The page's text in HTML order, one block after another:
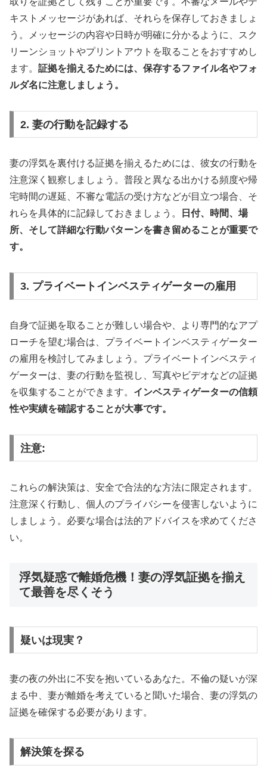
キストメッセージがあれば、それらを保存しておきましょ
う。メッセージの内容や日時が明確に分かるように、スク
リーンショットやプリントアウトを取ることをおすすめし
ます。 証拠を揃えるためには、保存するファイル名やフォ
ルダ名に注意しましょう。
2. 妻の行動を記録する
妻の浮気を裏付ける証拠を揃えるためには、彼女の行動を
注意深く観察しましょう。普段と異なる出かける頻度や帰
宅時間の遅延、不審な電話の受け方などが目立つ場合、そ
れらを具体的に記録しておきましょう。
日付、時間、場
所、そして詳細な行動パターンを書き留めることが重要で
す。
3. プライベートインベスティゲーターの雇用
自身で証拠を取ることが難しい場合や、より専門的なアプ
ローチを望む場合は、プライベートインベスティゲーター
の雇用を検討してみましょう。プライベートインベスティ
ゲーターは、妻の行動を監視し、写真やビデオなどの証拠
を収集することができます。 インベスティゲーターの信頼
性や実績を確認することが大事です。
注意:
これらの解決策は、安全で合法的な方法に限定されます。
注意深く行動し、個人のプライバシーを侵害しないように
しましょう。必要な場合は法的アドバイスを求めてくださ
い。
浮気疑惑で離婚危機！妻の浮気証拠を揃え
て最善を尽くそう
疑いは現実？
妻の夜の外出に不安を抱いているあなた。不倫の疑いが深
まる中、妻が離婚を考えていると聞いた場合、妻の浮気の
証拠を確保する必要があります。
解決策を探る